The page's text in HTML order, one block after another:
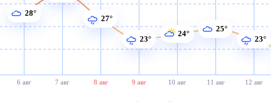
6 авг 7 авг 8 авг 9 авг 10 авг 11 авг 12 авг
28°
27°
23°
24°
25°
23°